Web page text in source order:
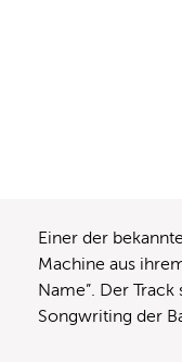
Einer der
Machine aus
Name”. Der
Songwriting der